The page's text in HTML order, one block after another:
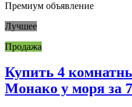
Премиум объявление
Лучшее
Продажа
Купить 4
Монако у моря за